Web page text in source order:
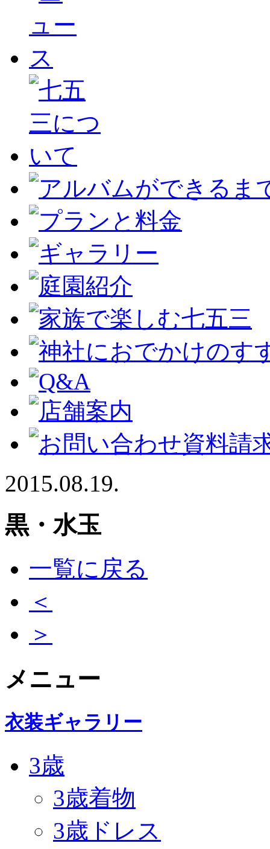
2015.08.19.
黒・水玉
一覧に戻る
＜
＞
メニュー
衣装ギャラリー
3歳
3歳着物
3歳ドレス